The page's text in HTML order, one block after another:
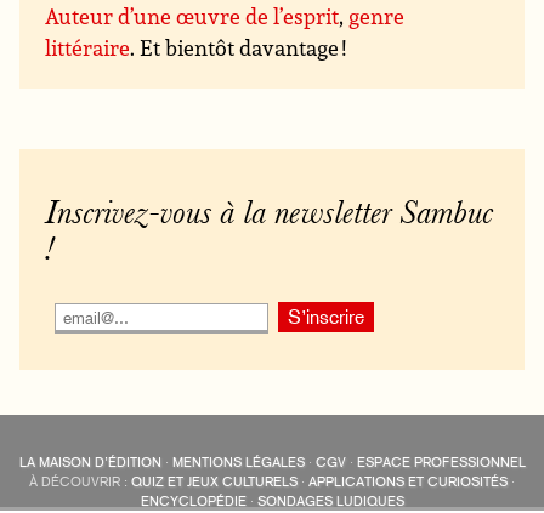
Auteur d’une œuvre de l’esprit, genre
littéraire. Et bientôt davantage !
Inscrivez-vous à la newsletter Sambuc
!
LA MAISON D’ÉDITION · MENTIONS LÉGALES· CGV· ESPACE PROFESSIONNEL
À DÉCOUVRIR : QUIZ ET JEUX CULTURELS · APPLICATIONS ET CURIOSITÉS ·
ENCYCLOPÉDIE· SONDAGES LUDIQUES